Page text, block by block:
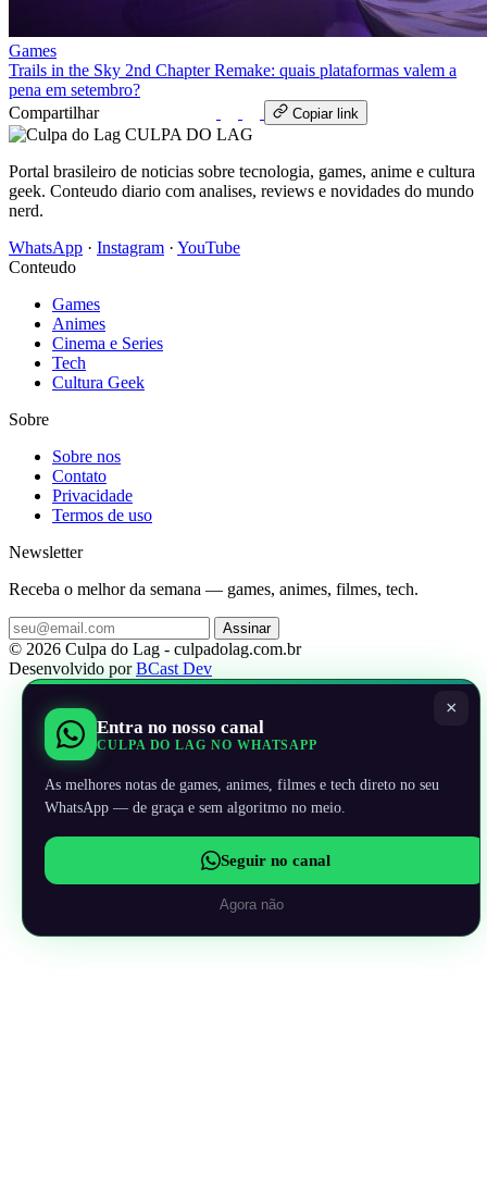
Games
Trails in the Sky 2nd Chapter Remake: quais plataformas valem a
pena em setembro?
Compartilhar
Copiar link
CULPA DO LAG
Portal brasileiro de noticias sobre tecnologia, games, anime e cultura
geek. Conteudo diario com analises, reviews e novidades do mundo
nerd.
WhatsApp · Instagram · YouTube
Conteudo
Games
Animes
Cinema e Series
Tech
Cultura Geek
Sobre
Sobre nos
Contato
Privacidade
Termos de uso
Newsletter
Receba o melhor da semana — games, animes, filmes, tech.
Assinar
© 2026 Culpa do Lag - culpadolag.com.br
Desenvolvido porBCast Dev
×
Entra no nosso canal
CULPA DO LAG NO WHATSAPP
As melhores notas de games, animes, filmes e tech direto no seu
WhatsApp — de graça e sem algoritmo no meio.
Seguir no canal
Agora não